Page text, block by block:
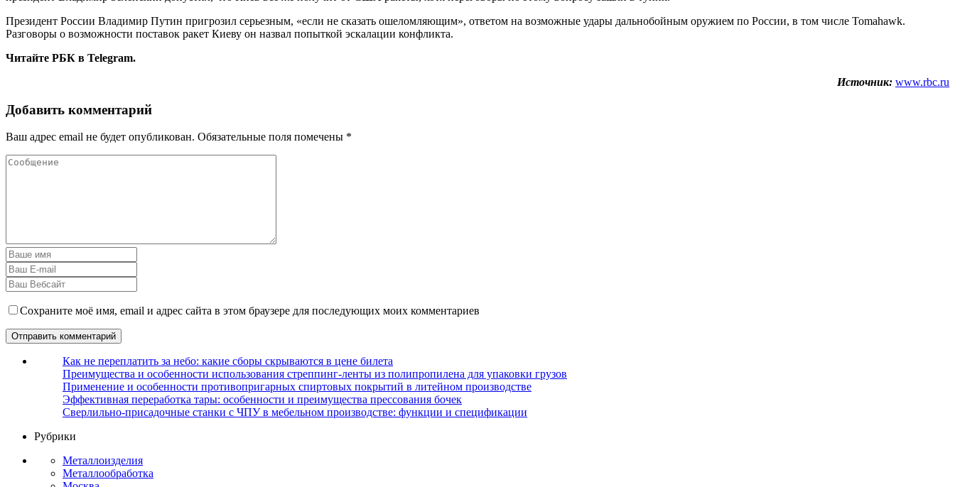
Президент России Владимир Путин пригрозил серьезным, «если не сказать ошеломляющим», ответом на возможные удары дальнобойным оружием по России, в том числе Tomahawk.
Разговоры о возможности поставок ракет Киеву он назвал попыткой эскалации конфликта.
Читайте РБК в Telegram.
Источник: www.rbc.ru
Добавить комментарий
Ваш адрес email не будет опубликован. Обязательные поля помечены *
Сохраните моё имя, email и адрес сайта в этом браузере для последующих моих комментариев
Как не переплатить за небо: какие сборы скрываются в цене билета
Преимущества и особенности использования стреппинг-ленты из полипропилена для упаковки грузов
Применение и особенности противопригарных спиртовых покрытий в литейном производстве
Эффективная переработка тары: особенности и преимущества прессования бочек
Сверлильно-присадочные станки с ЧПУ в мебельном производстве: функции и спецификации
Рубрики
Металлоизделия
Металлообработка